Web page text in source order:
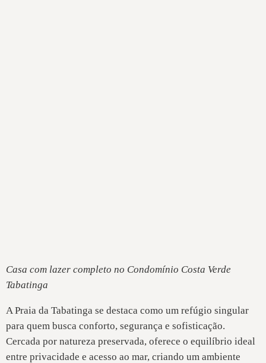
Casa com lazer completo no Condomínio Costa Verde
Tabatinga
A Praia da Tabatinga se destaca como um refúgio singular
para quem busca conforto, segurança e sofisticação.
Cercada por natureza preservada, oferece o equilíbrio ideal
entre privacidade e acesso ao mar, criando um ambiente